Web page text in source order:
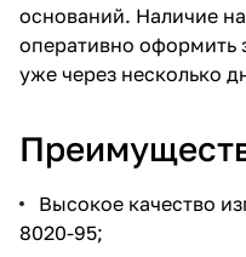
оснований. Наличие
оперативно оформить
уже через несколько
Высокое качество
8020-95;